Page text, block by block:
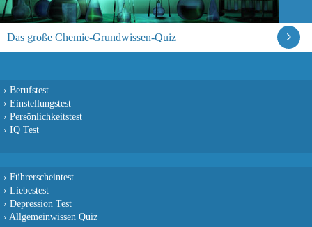
Das große Chemie-Grundwissen-Quiz
› Berufstest
› Einstellungstest
› Persönlichkeitstest
› IQ Test
› Führerscheintest
› Liebestest
› Depression Test
› Allgemeinwissen Quiz